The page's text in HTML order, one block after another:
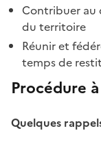
Contribuer
du territoire
Réunir et
temps de
Procédure
Quelques